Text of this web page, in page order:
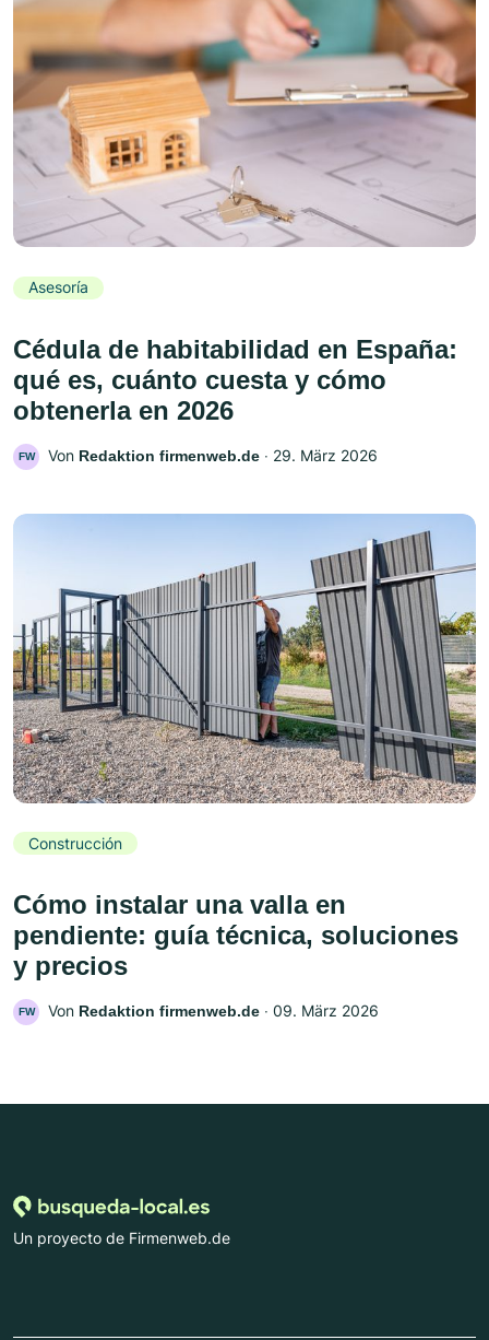
Asesoría
Cédula de habitabilidad en España:
qué es, cuánto cuesta y cómo
obtenerla en 2026
FW Von Redaktion firmenweb.de ‧ 29. März 2026
Construcción
Cómo instalar una valla en
pendiente: guía técnica, soluciones
y precios
FW Von Redaktion firmenweb.de ‧ 09. März 2026
Un proyecto de Firmenweb.de